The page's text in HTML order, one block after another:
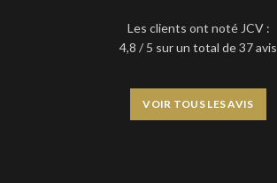
Les clients ont noté JCV :
4,8 / 5 sur un total de 37 avis
VOIR TOUS LES AVIS